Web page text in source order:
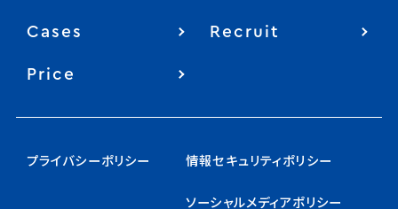
Cases
Price
Recruit
プライバシーポリシー 情報セキュリティポリシー
ソーシャルメディアポリシー